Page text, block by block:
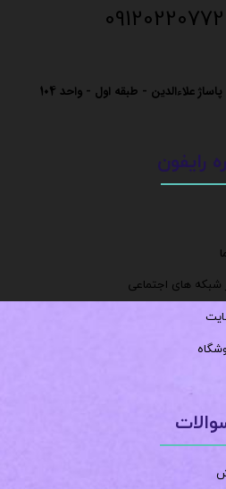
09120220772
علاءالدین - طبقه اول - واحد 104
رایفون
شبکه های اجتماعی